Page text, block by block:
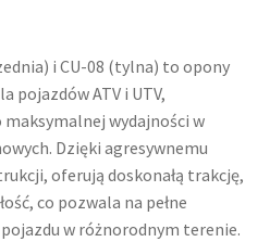
i CU-08 (tylna) to opony
pojazdów ATV i UTV,
wydajności w
Dzięki agresywnemu
oferują doskonałą trakcję,
co pozwala na pełne
w różnorodnym terenie.